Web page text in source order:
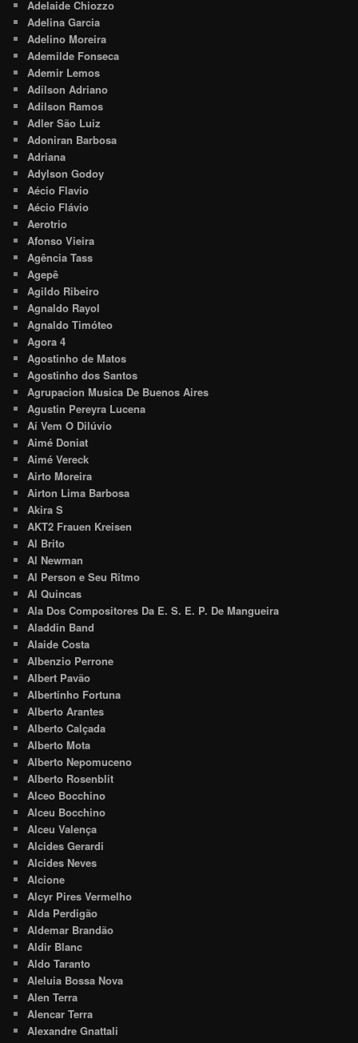
Adelaide Chiozzo
Adelina Garcia
Adelino Moreira
Ademilde Fonseca
Ademir Lemos
Adilson Adriano
Adilson Ramos
Adler São Luiz
Adoniran Barbosa
Adriana
Adylson Godoy
Aécio Flavio
Aécio Flávio
Aerotrio
Afonso Vieira
Agência Tass
Agepê
Agildo Ribeiro
Agnaldo Rayol
Agnaldo Timóteo
Agora 4
Agostinho de Matos
Agostinho dos Santos
Agrupacion Musica De Buenos Aires
Agustin Pereyra Lucena
Aí Vem O Dilúvio
Aimé Doniat
Aimé Vereck
Airto Moreira
Airton Lima Barbosa
Akira S
AKT2 Frauen Kreisen
Al Brito
Al Newman
Al Person e Seu Ritmo
Al Quincas
Ala Dos Compositores Da E. S. E. P. De Mangueira
Aladdin Band
Alaide Costa
Albenzio Perrone
Albert Pavão
Albertinho Fortuna
Alberto Arantes
Alberto Calçada
Alberto Mota
Alberto Nepomuceno
Alberto Rosenblit
Alceo Bocchino
Alceu Bocchino
Alceu Valença
Alcides Gerardi
Alcides Neves
Alcione
Alcyr Pires Vermelho
Alda Perdigão
Aldemar Brandão
Aldir Blanc
Aldo Taranto
Aleluia Bossa Nova
Alen Terra
Alencar Terra
Alexandre Gnattali